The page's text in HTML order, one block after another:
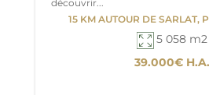
découvrir...
15 KM AUTOUR DE SARLAT,
5 058 m2
39.000€